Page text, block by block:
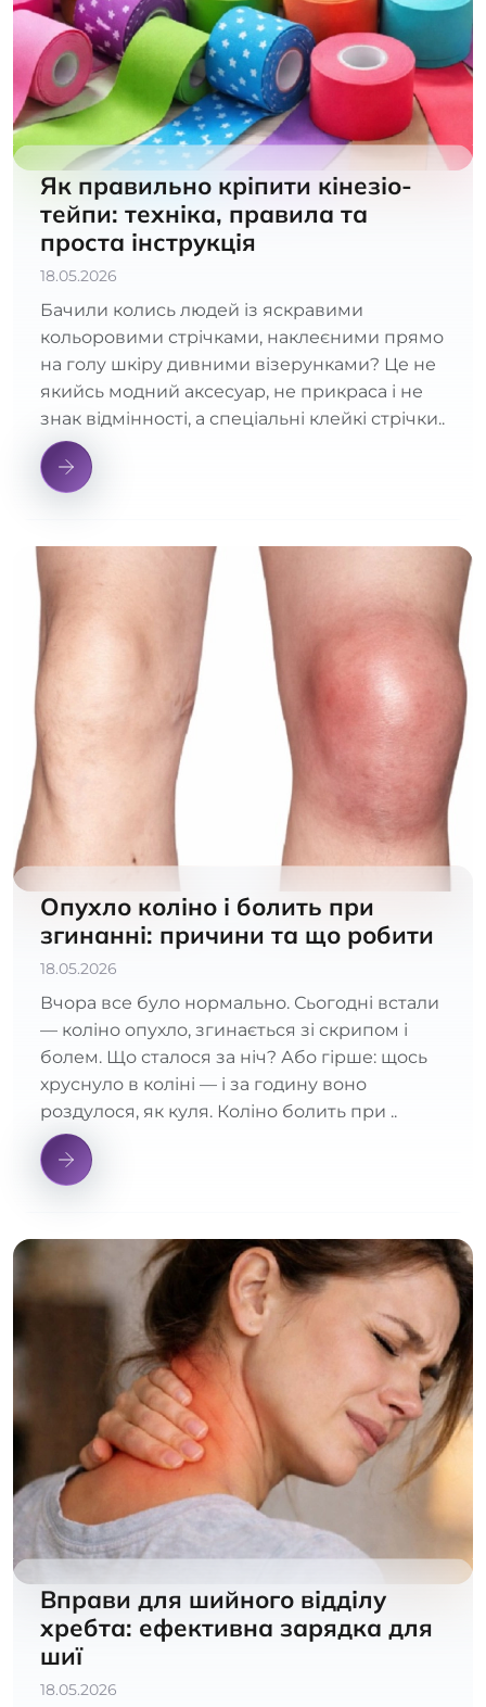
Як правильно кріпити кінезіо-
тейпи: техніка, правила та
проста інструкція
18.05.2026
Бачили колись людей із яскравими
кольоровими стрічками, наклеєними прямо
на голу шкіру дивними візерунками? Це не
якийсь модний аксесуар, не прикраса і не
знак відмінності, а спеціальні клейкі стрічки..
Опухло коліно і болить при
згинанні: причини та що робити
18.05.2026
Вчора все було нормально. Сьогодні встали
— коліно опухло, згинається зі скрипом і
болем. Що сталося за ніч? Або гірше: щось
хруснуло в коліні — і за годину воно
роздулося, як куля. Коліно болить при ..
Вправи для шийного відділу
хребта: ефективна зарядка для
шиї
18.05.2026